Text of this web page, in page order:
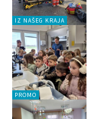
IZ NAŠEG KRAJA
PROMO